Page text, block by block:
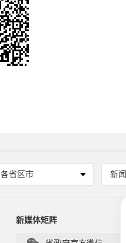
各省区市 新
新媒体矩阵